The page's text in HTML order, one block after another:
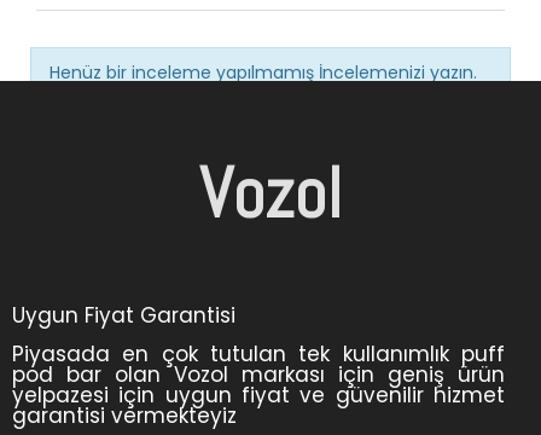
Henüz bir inceleme yapılmamış İncelemenizi yazın.
Vozol
Uygun Fiyat Garantisi
Piyasada en çok tutulan tek kullanımlık puff
pod bar olan Vozol markası için geniş ürün
yelpazesi için uygun fiyat ve güvenilir hizmet
garantisi vermekteyiz